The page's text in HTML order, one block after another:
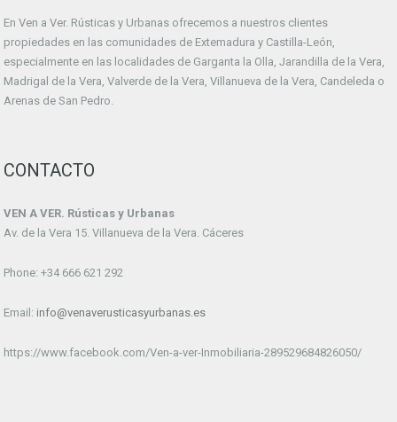
En Ven a Ver. Rústicas y Urbanas ofrecemos a nuestros clientes
propiedades en las comunidades de Extemadura y Castilla-León,
especialmente en las localidades de Garganta la Olla, Jarandilla de la Vera,
Madrigal de la Vera, Valverde de la Vera, Villanueva de la Vera, Candeleda o
Arenas de San Pedro.
CONTACTO
VEN A VER. Rústicas y Urbanas
Av. de la Vera 15. Villanueva de la Vera. Cáceres
Phone: +34 666 621 292
Email: info@venaverusticasyurbanas.es
https://www.facebook.com/Ven-a-ver-Inmobiliaria-289529684826050/